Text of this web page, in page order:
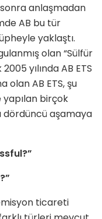
sonra anlaşmadan
AB bu tür
yaklaştı.
olan “Sülfür
yılında AB ETS
olan AB ETS, şu
yapılan birçok
dördüncü aşamaya
ticareti